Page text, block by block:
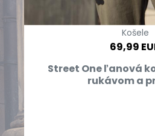
Košele
69,99
Street One ľanová
rukávom a